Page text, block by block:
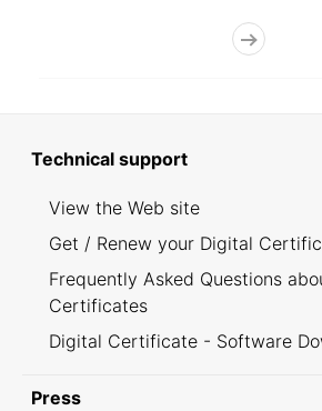
Technical support
View the Web site
Get / Renew your Digital
Frequently Asked Questions
Certificates
Digital Certificate - Software
Press